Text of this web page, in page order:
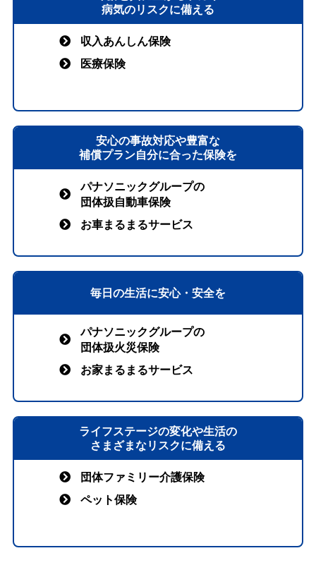
病気のリスクに備える
収入あんしん保険
医療保険
安⼼の事故対応や豊富な
補償プラン⾃分に合った保険を
パナソニックグループの
団体扱自動車保険
お車まるまるサービス
毎日の生活に安心・安全を
パナソニックグループの
団体扱火災保険
お家まるまるサービス
ライフステージの変化や生活の
さまざまなリスクに備える
団体ファミリー介護保険
ペット保険